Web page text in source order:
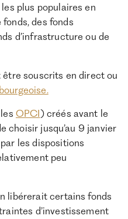
plus populaires en
fonds, des fonds
d’infrastructure ou de
être souscrits en direct ou
OPCI) créés avant le
choisir jusqu’au 9 janvier
les dispositions
peu
libérerait certains fonds
d’investissement